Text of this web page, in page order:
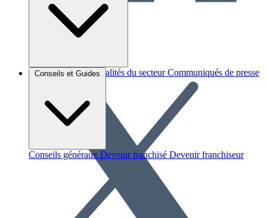
Brèves et actus Actualités du secteur Communiqués de presse
Conseils et Guides
Conseils généraux Devenir franchisé Devenir franchiseur